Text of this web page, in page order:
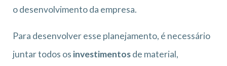
o desenvolvimento da empresa.
Para desenvolver esse planejamento, é necessário
juntar todos os investimentosde material,